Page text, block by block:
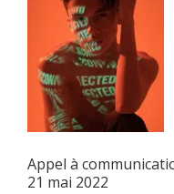
Appel à
21 mai 2022